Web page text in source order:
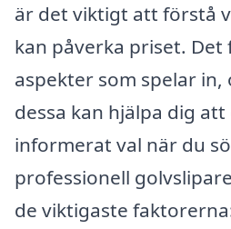
är det viktigt att förstå
kan påverka priset. Det
aspekter som spelar
dessa kan hjälpa dig
informerat val när du
professionell
de viktigaste